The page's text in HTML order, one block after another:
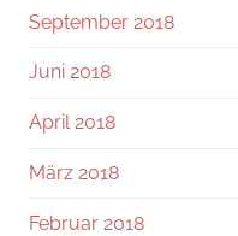
September 2018
Juni 2018
April 2018
März 2018
Februar 2018